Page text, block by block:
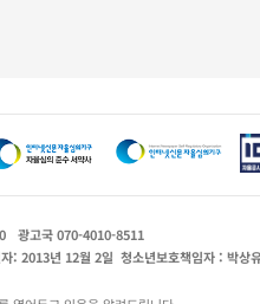
광고국 070-4010-8511
: 2013년 12월 2일 청소년보호책임자 : 박상